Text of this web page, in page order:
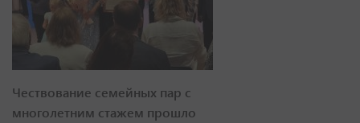
Чествование семейных пар с
многолетним стажем прошло